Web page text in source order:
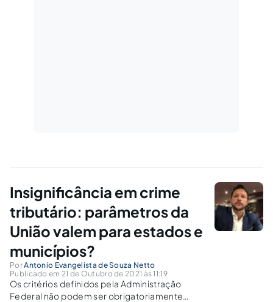
Insignificância em crime
tributário: parâmetros da
União valem para estados e
municípios?
PorAntonio Evangelista de Souza Netto
Publicado em 21 de Outubro de 2021 às 11:19
Os critérios definidos pela Administração
Federal não podem ser obrigatoriamente